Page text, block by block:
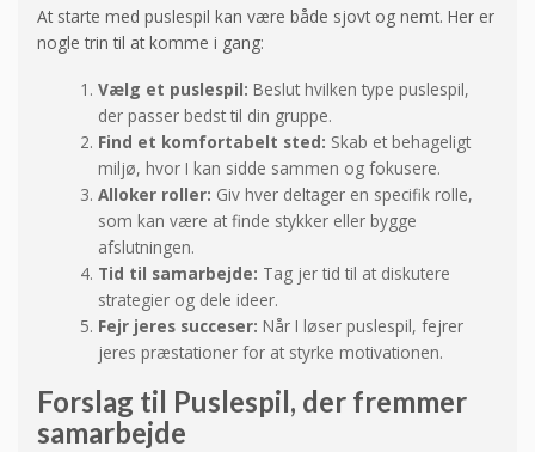
At starte med puslespil kan være både sjovt og nemt. Her er
nogle trin til at komme i gang:
Vælg et puslespil: Beslut hvilken type puslespil,
der passer bedst til din gruppe.
Find et komfortabelt sted: Skab et behageligt
miljø, hvor I kan sidde sammen og fokusere.
Alloker roller: Giv hver deltager en specifik rolle,
som kan være at finde stykker eller bygge
afslutningen.
Tid til samarbejde: Tag jer tid til at diskutere
strategier og dele ideer.
Fejr jeres succeser: Når I løser puslespil, fejrer
jeres præstationer for at styrke motivationen.
Forslag til Puslespil, der fremmer
samarbejde